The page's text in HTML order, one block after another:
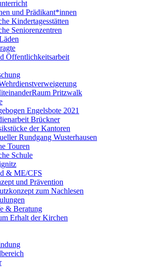
und Prädikant*innen
Kindertagesstätten
Seniorenzentren
Öffentlichkeitsarbeit
Pritzwalk
Engelsbote 2021
Brückner
der Kantoren
Rundgang Wusterhausen
Touren
Schule
& ME/CFS
und Prävention
zum Nachlesen
& Beratung
Erhalt der Kirchen